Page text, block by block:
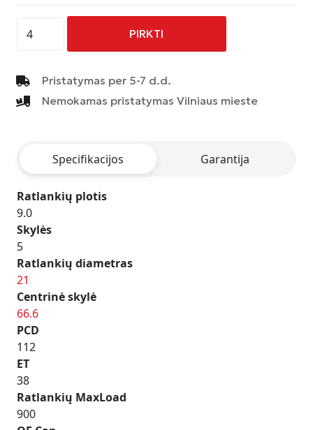
kiekis:
-
AF16
-
POLISHED
PIRKTI
Pristatymas per 5-7 d.d.
Nemokamas pristatymas Vilniaus mieste
Specifikacijos Garantija
Ratlankių plotis
9.0
Skylės
5
Ratlankių diametras
21
Centrinė skylė
66.6
PCD
112
ET
38
Ratlankių MaxLoad
900